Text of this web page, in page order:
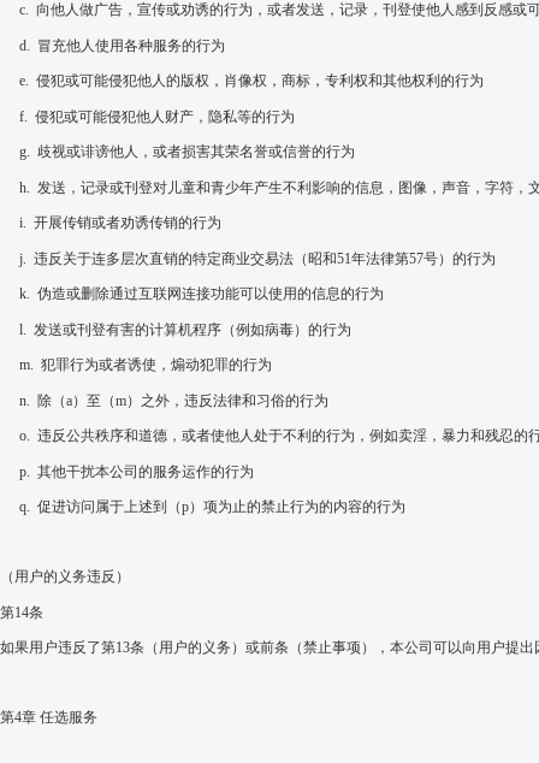
c. 向他人做广告，宣传或劝诱的行为，或者发送，记录，刊登使他人感到反感或
d. 冒充他人使用各种服务的行为
e. 侵犯或可能侵犯他人的版权，肖像权，商标，专利权和其他权利的行为
f. 侵犯或可能侵犯他人财产，隐私等的行为
g. 歧视或诽谤他人，或者损害其荣名誉或信誉的行为
h. 发送，记录或刊登对儿童和青少年产生不利影响的信息，图像，声音，字符，
i. 开展传销或者劝诱传销的行为
j. 违反关于连多层次直销的特定商业交易法（昭和51年法律第57号）的行为
k. 伪造或删除通过互联网连接功能可以使用的信息的行为
l. 发送或刊登有害的计算机程序（例如病毒）的行为
m. 犯罪行为或者诱使，煽动犯罪的行为
n. 除（a）至（m）之外，违反法律和习俗的行为
o. 违反公共秩序和道德，或者使他人处于不利的行为，例如卖淫，暴力和残忍的
p. 其他干扰本公司的服务运作的行为
q. 促进访问属于上述到（p）项为止的禁止行为的内容的行为
（用户的义务违反）
第14条
如果用户违反了第13条（用户的义务）或前条（禁止事项），本公司可以向用户提
第4章 任选服务